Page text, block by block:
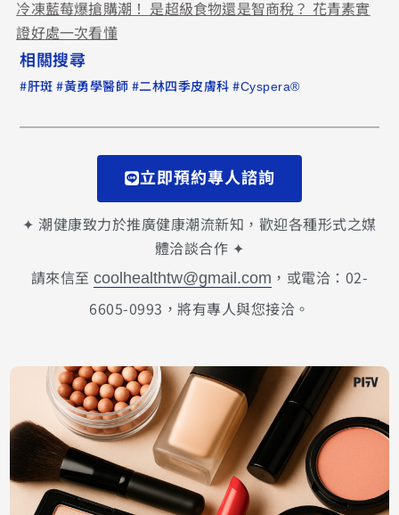
冷凍藍莓爆搶購潮！ 是超級食物還是智商稅？ 花青素實
證好處一次看懂
相關搜尋
#肝斑 #黃勇學醫師 #二林四季皮膚科 #Cyspera®
立即預約專人諮詢
✦ 潮健康致力於推廣健康潮流新知，歡迎各種形式之媒
體洽談合作 ✦
請來信至coolhealthtw@gmail.com ，或電洽：02-
6605-0993，將有專人與您接洽。